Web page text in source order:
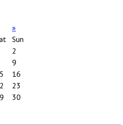
»
Sun
2
9
16
23
30